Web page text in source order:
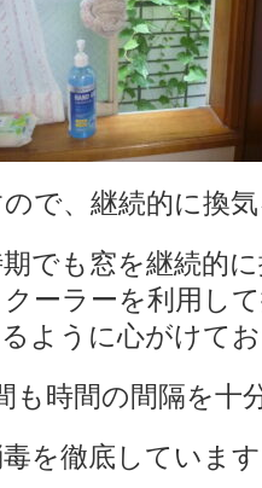
で、継続的に換気
でも窓を継続的
ーラーを利用し
ように心がけてお
も時間の間隔を十
を徹底しています